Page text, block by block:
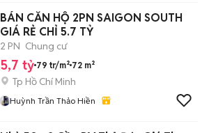
BÁN CĂN HỘ 2PN SAIGON SOUTH
GIÁ RẺ CHỈ 5.7 TỶ
2 PN Chung cư
5,7 tỷ 79 tr/m² 72 m²
Tp Hồ Chí Minh
Huỳnh Trần Thảo Hiền